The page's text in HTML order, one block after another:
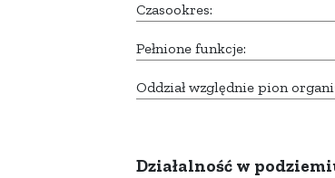
Czasookres:
Pełnione funkcje:
Oddział względnie pion
Działalność w